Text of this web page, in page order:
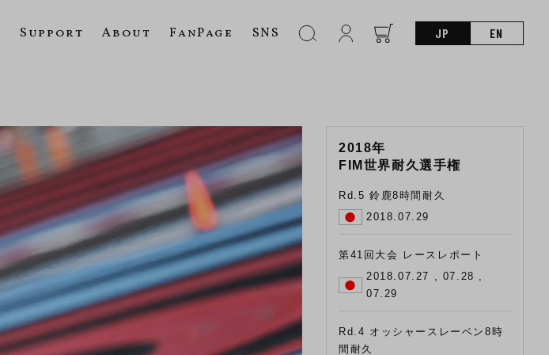
Support About FanPage SNS JP EN
2018年
FIM世界耐久選手権
Rd.5 鈴鹿8時間耐久
2018.07.29
第41回大会 レースレポート
2018.07.27 , 07.28 ,
07.29
Rd.4 オッシャースレーベン8時
間耐久